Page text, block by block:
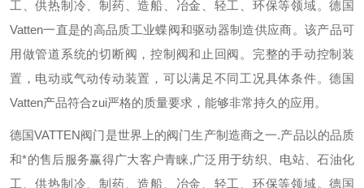
工、供热制冷、制药、造船、冶金、轻工、环保等领域。德国
Vatten一直是的高品质工业蝶阀和驱动器制造供应商。该产品可
用做管道系统的切断阀，控制阀和止回阀。完整的手动控制装
置，电动或气动传动装置，可以满足不同工况具体条件。德国
Vatten产品符合zui严格的质量要求，能够非常持久的应用。
德国VATTEN阀门是世界上的阀门生产制造商之一.产品以的品质
和*的售后服务赢得广大客户青睐,广泛用于纺织、电站、石油化
工、供热制冷、制药、造船、冶金、轻工、环保等领域。德国